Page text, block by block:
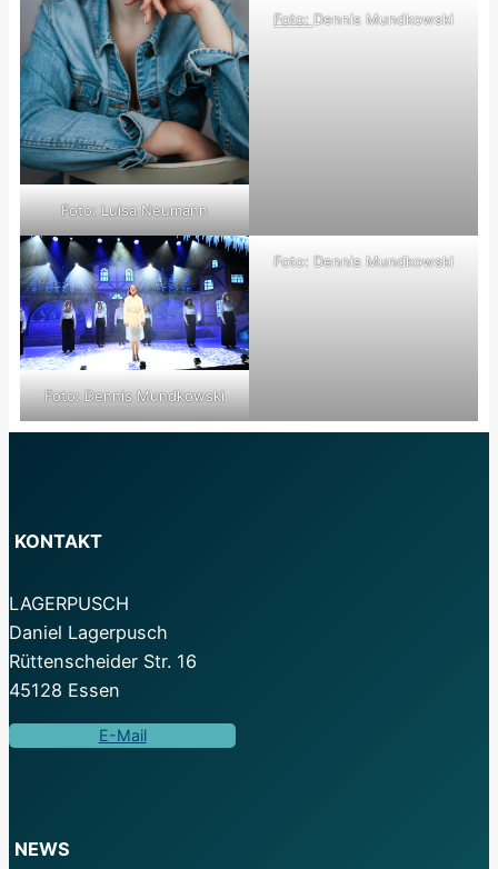
Foto: Luisa Neumann
Foto: Dennis Mundkowski
Foto: Dennis Mundkowski
Foto: Dennis Mundkowski
KONTAKT
LAGERPUSCH
Daniel Lagerpusch
Rüttenscheider Str. 16
45128 Essen
E-Mail
NEWS